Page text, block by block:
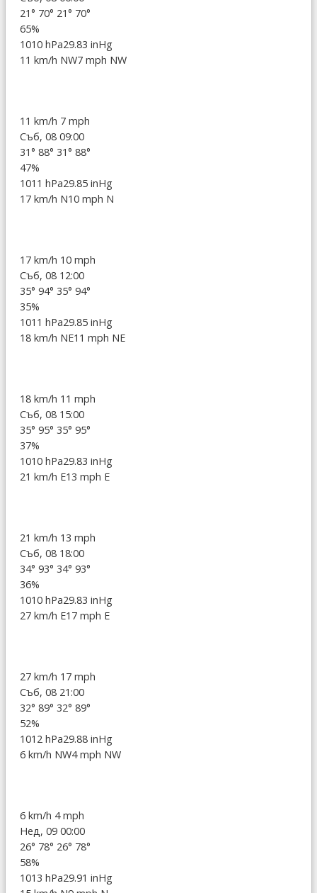
21° 70° 21° 70°
65%
1010 hPa29.83 inHg
11 km/h NW7 mph NW
11 km/h 7 mph
Съб, 08 09:00
31° 88° 31° 88°
47%
1011 hPa29.85 inHg
17 km/h N10 mph N
17 km/h 10 mph
Съб, 08 12:00
35° 94° 35° 94°
35%
1011 hPa29.85 inHg
18 km/h NE11 mph NE
18 km/h 11 mph
Съб, 08 15:00
35° 95° 35° 95°
37%
1010 hPa29.83 inHg
21 km/h E13 mph E
21 km/h 13 mph
Съб, 08 18:00
34° 93° 34° 93°
36%
1010 hPa29.83 inHg
27 km/h E17 mph E
27 km/h 17 mph
Съб, 08 21:00
32° 89° 32° 89°
52%
1012 hPa29.88 inHg
6 km/h NW4 mph NW
6 km/h 4 mph
Нед, 09 00:00
26° 78° 26° 78°
58%
1013 hPa29.91 inHg